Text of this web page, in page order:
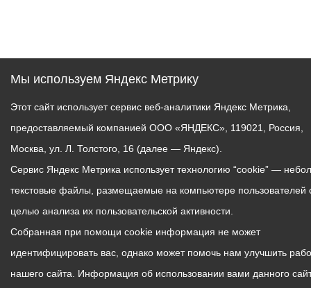
Мы используем Яндекс Метрику
Этот сайт использует сервис веб-аналитики Яндекс Метрика,
предоставляемый компанией ООО «ЯНДЕКС», 119021, Россия,
Москва, ул. Л. Толстого, 16 (далее — Яндекс).
Сервис Яндекс Метрика использует технологию “cookie” —
текстовые файлы, размещаемые на компьютере пользователей
целью анализа их пользовательской активности.
Собранная при помощи cookie информация не может
идентифицировать вас, однако может помочь нам улучшить
нашего сайта. Информация об использовании вами данного